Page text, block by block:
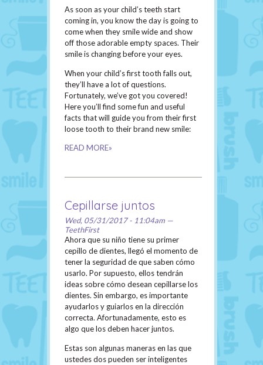
As soon as your child’s teeth start
coming in, you know the day is going to
come when they smile wide and show
off those adorable empty spaces. Their
smile is changing before your eyes.
When your child’s first tooth falls out,
they’ll have a lot of questions.
Fortunately, we’ve got you covered!
Here you’ll find some fun and useful
facts that will guide you from their first
loose tooth to their brand new smile:
READ MORE»
Cepillarse juntos
Wed, 05/31/2017 - 11:04am —
TeethFirst
Ahora que su niño tiene su primer
cepillo de dientes, llegó el momento de
tener la seguridad de que saben cómo
usarlo. Por supuesto, ellos tendrán
ideas sobre cómo desean cepillarse los
dientes. Sin embargo, es importante
ayudarlos y guiarlos en la dirección
correcta. Afortunadamente, esto es
algo que los deben hacer juntos.
Estas son algunas maneras en las que
ustedes dos pueden ser inteligentes